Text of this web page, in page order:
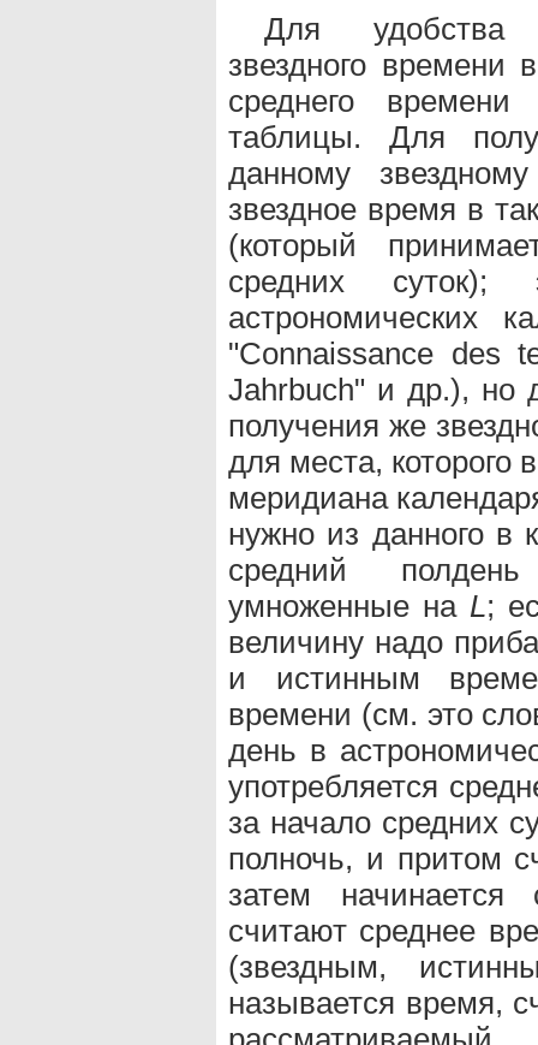
Для удобства
звездного времени
среднего
таблицы. Для
данному
звездное время в
(который
средних
астрономических
"Connaissance des
Jahrbuch" и др.), но
получения же
для места, которого
меридиана
нужно из данного в
средний
умноженные на L;
величину надо
и истинным
времени (см. это
день в
употребляется
за начало средних
полночь, и притом
затем начинается
считают среднее
(звездным,
называется время,